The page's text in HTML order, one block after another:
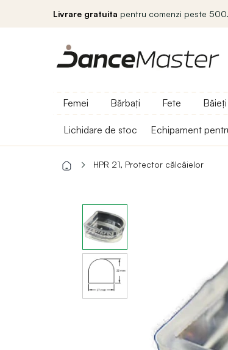
Livrare gratuita pentru comenzi peste
Femei Bărbați Fete Băieți
Lichidare de stoc Echipament
HPR 21, Protector călcâielor